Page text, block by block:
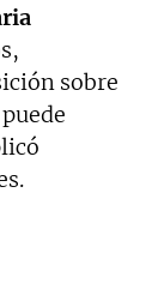
sobre
.